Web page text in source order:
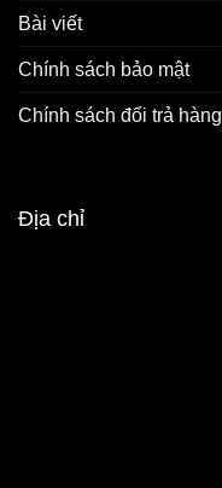
Bài viết
Chính sách bảo mật
Chính sách đổi trả hàng
Địa chỉ